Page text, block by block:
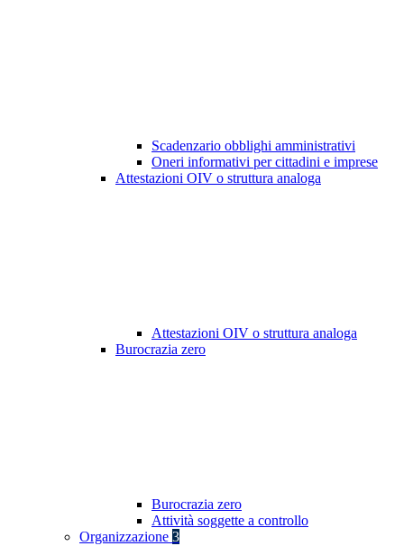
Scadenzario obblighi amministrativi
Oneri informativi per cittadini e imprese
Attestazioni OIV o struttura analoga
Attestazioni OIV o struttura analoga
Burocrazia zero
Burocrazia zero
Attività soggette a controllo
Organizzazione 3